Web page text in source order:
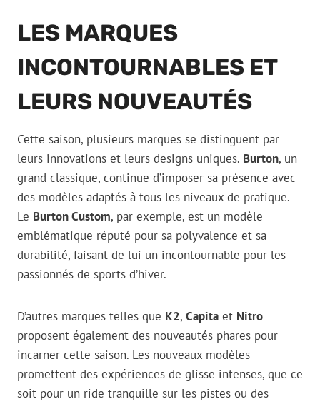
LES MARQUES
INCONTOURNABLES ET
LEURS NOUVEAUTÉS
Cette saison, plusieurs marques se distinguent par
leurs innovations et leurs designs uniques. Burton, un
grand classique, continue d’imposer sa présence avec
des modèles adaptés à tous les niveaux de pratique.
Le Burton Custom, par exemple, est un modèle
emblématique réputé pour sa polyvalence et sa
durabilité, faisant de lui un incontournable pour les
passionnés de sports d’hiver.
D’autres marques telles que K2, Capita et Nitro
proposent également des nouveautés phares pour
incarner cette saison. Les nouveaux modèles
promettent des expériences de glisse intenses, que ce
soit pour un ride tranquille sur les pistes ou des